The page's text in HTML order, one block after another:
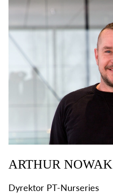
ARTHUR NOWAK
Dyrektor PT-Nurseries